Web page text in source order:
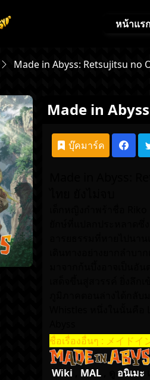
หน้าแร
Made in Abyss: Retsujitsu no
Made in
บุ๊คมาร์ค
ชื่อเรื่องอื่นๆ : メイドイ
Wiki MAL, ดู อนิเมะ